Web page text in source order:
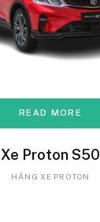
READ MORE
Xe Proton S50
HÃNG XE PROTON